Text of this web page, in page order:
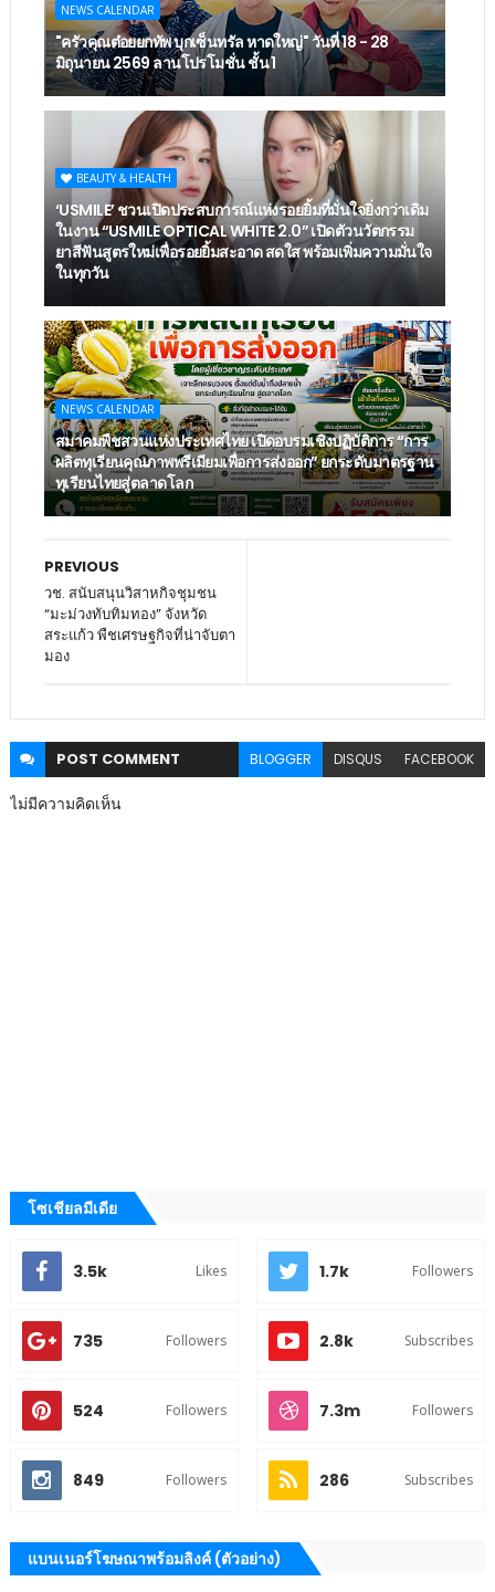
NEWS CALENDAR
"ครัวคุณต๋อยยกทัพ บุกเซ็นทรัล หาดใหญ่" วันที่ 18 - 28
มิถุนายน 2569 ลานโปรโมชั่น ชั้น 1
BEAUTY & HEALTH
‘USMILE’ ชวนเปิดประสบการณ์แห่งรอยยิ้มที่มั่นใจยิ่งกว่าเดิม
ในงาน “USMILE OPTICAL WHITE 2.0” เปิดตัวนวัตกรรม
ยาสีฟันสูตรใหม่เพื่อรอยยิ้มสะอาด สดใส พร้อมเพิ่มความมั่นใจ
ในทุกวัน
NEWS CALENDAR
สมาคมพืชสวนแห่งประเทศไทย เปิดอบรมเชิงปฏิบัติการ “การ
ผลิตทุเรียนคุณภาพพรีเมียมเพื่อการส่งออก” ยกระดับมาตรฐาน
ทุเรียนไทยสู่ตลาดโลก
PREVIOUS
วช. สนับสนุนวิสาหกิจชุมชน
“มะม่วงทับทิมทอง” จังหวัด
สระแก้ว พืชเศรษฐกิจที่น่าจับตา
มอง
POST COMMENT BLOGGER DISQUS FACEBOOK
ไม่มีความคิดเห็น
โซเชียลมีเดีย
3.5k Likes 1.7k Followers
735 Followers 2.8k Subscribes
524 Followers 7.3m Followers
849 Followers 286 Subscribes
แบนเนอร์โฆษณาพร้อมลิงค์ (ตัวอย่าง)